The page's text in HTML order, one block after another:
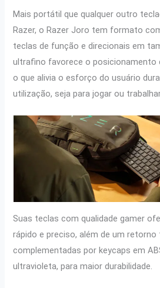
Mais portátil que qualquer outro
Razer, o Razer Joro tem formato
teclas de função e direcionais em
ultrafino favorece o posicionamento
o que alivia o esforço do usuário
utilização, seja para jogar ou
Suas teclas com qualidade gamer
rápido e preciso, além de um
complementadas por keycaps em
ultravioleta, para maior durabilidade.